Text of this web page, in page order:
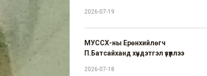
2026-07-19
МУССХ-ны Ерөнхийлөгч
П.Батсайханд хүндэтгэл үзүүллээ
2026-07-18